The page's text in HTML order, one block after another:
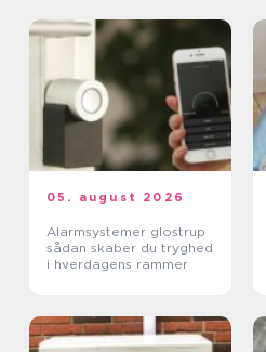
05. august 2026
Alarmsystemer glostrup
sådan skaber du tryghed
i hverdagens rammer